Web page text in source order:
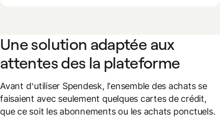
Une solution adaptée aux
attentes des la plateforme
Avant d’utiliser Spendesk, l'ensemble des achats se
faisaient avec seulement quelques cartes de crédit,
que ce soit les abonnements ou les achats ponctuels.